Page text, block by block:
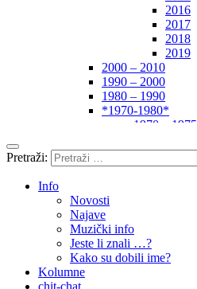
2016
2017
2018
2019
2000 – 2010
1990 – 2000
1980 – 1990
*1970-1980*
1970 – 1975
1960 – 1970
1950 – 1960
Autori
Pretraži:
Info
Novosti
Najave
Muzički info
Jeste li znali …?
Kako su dobili ime?
Kolumne
chit-chat